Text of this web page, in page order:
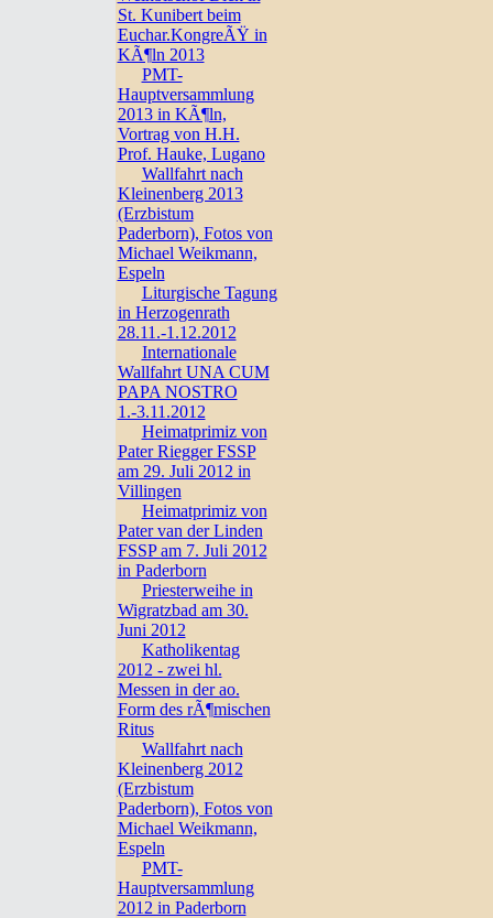
St. Kunibert beim
Euchar.KongreÃŸ in
KÃ¶ln 2013
PMT-
Hauptversammlung
2013 in KÃ¶ln,
Vortrag von H.H.
Prof. Hauke, Lugano
Wallfahrt nach
Kleinenberg 2013
(Erzbistum
Paderborn), Fotos von
Michael Weikmann,
Espeln
Liturgische Tagung
in Herzogenrath
28.11.-1.12.2012
Internationale
Wallfahrt UNA CUM
PAPA NOSTRO
1.-3.11.2012
Heimatprimiz von
Pater Riegger FSSP
am 29. Juli 2012 in
Villingen
Heimatprimiz von
Pater van der Linden
FSSP am 7. Juli 2012
in Paderborn
Priesterweihe in
Wigratzbad am 30.
Juni 2012
Katholikentag
2012 - zwei hl.
Messen in der ao.
Form des rÃ¶mischen
Ritus
Wallfahrt nach
Kleinenberg 2012
(Erzbistum
Paderborn), Fotos von
Michael Weikmann,
Espeln
PMT-
Hauptversammlung
2012 in Paderborn